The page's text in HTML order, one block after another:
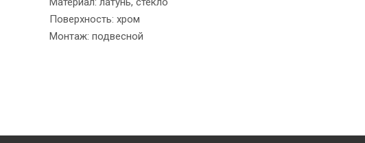
Поверхность: хром
Монтаж: подвесной